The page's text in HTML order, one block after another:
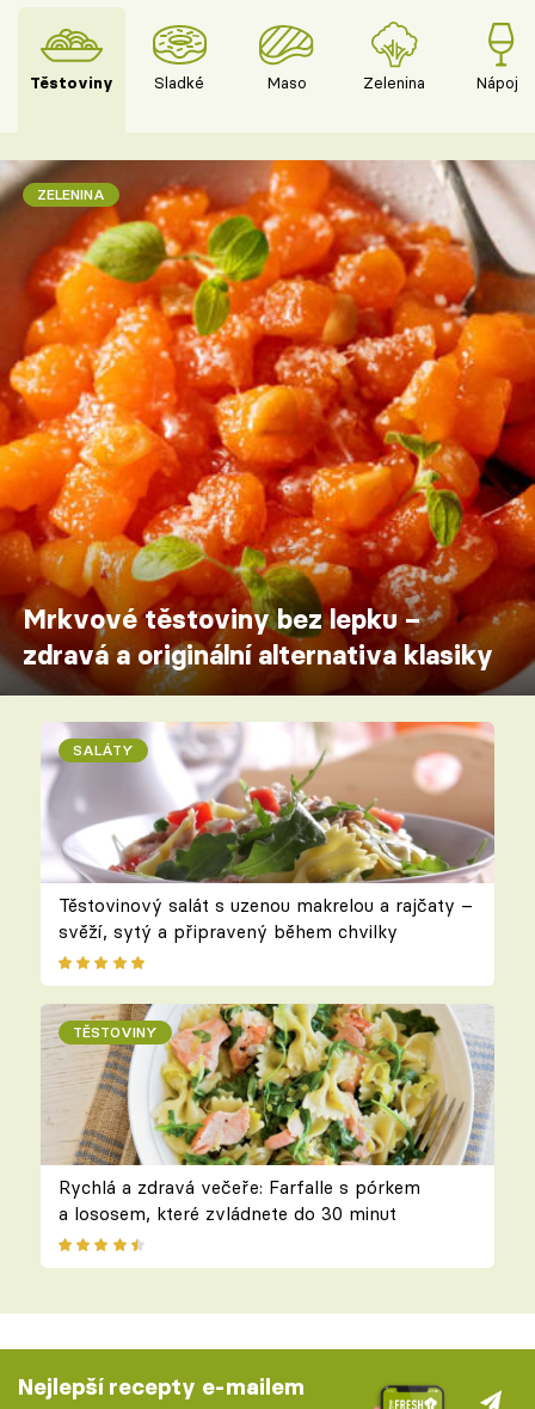
Těstoviny Sladké Maso Zelenina Nápoje
ZELENINA
Mrkvové těstoviny bez lepku –
zdravá a originální alternativa klasiky
SALÁTY
Těstovinový salát s uzenou makrelou a rajčaty –
svěží, sytý a připravený během chvilky
TĚSTOVINY
Rychlá a zdravá večeře: Farfalle s pórkem
a lososem, které zvládnete do 30 minut
Nejlepší recepty e-mailem